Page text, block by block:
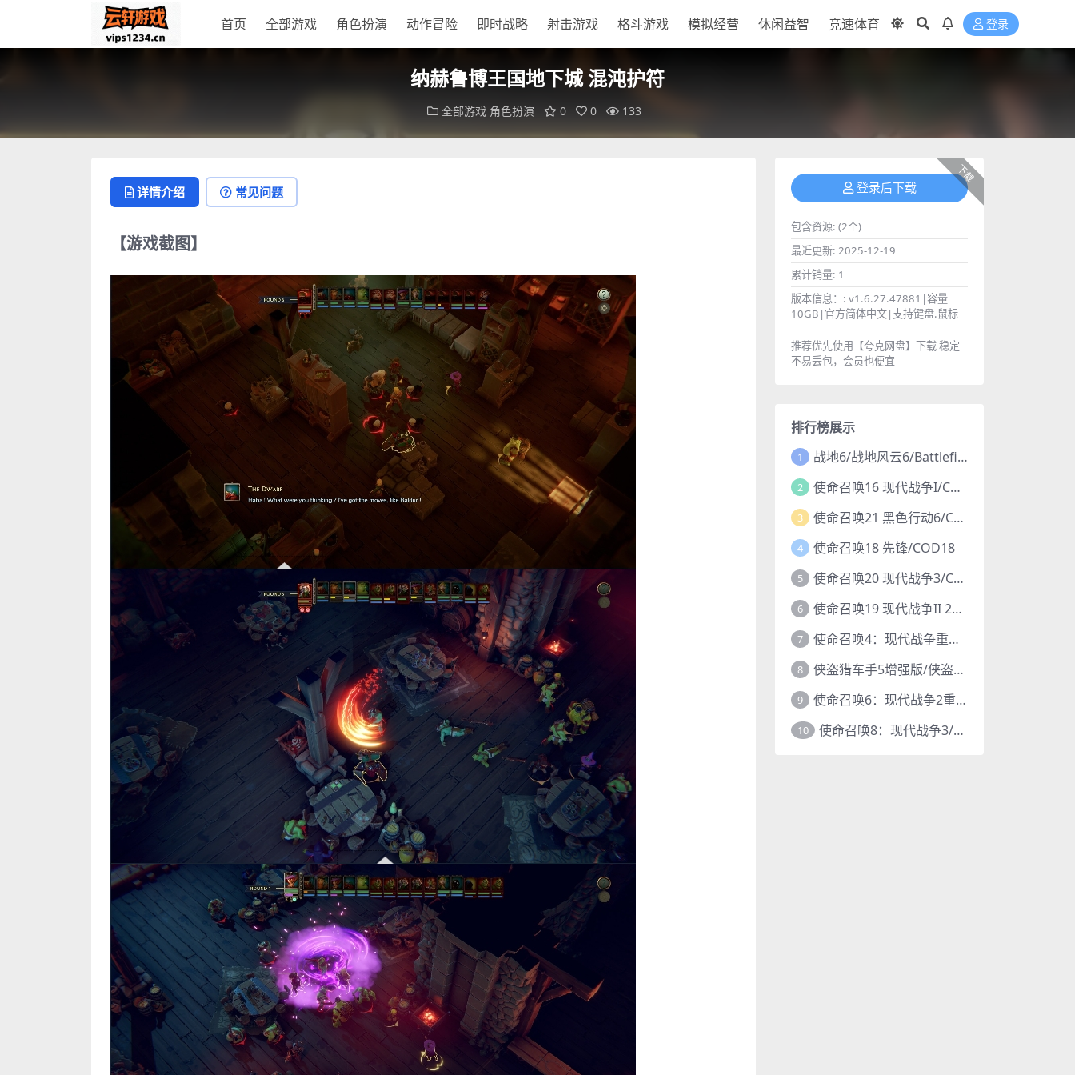
首页 全部游戏 角色扮演 动作冒险 即时战略 射击游戏 格斗游戏 模拟经营 休闲益智 竞速体育 登录
纳赫鲁博王国地下城 混沌护符
全部游戏 角色扮演 0 0 133
详情介绍 常见问题
【游戏截图】
下载
登录后下载
包含资源: (2个)
最近更新: 2025-12-19
累计销量: 1
版本信息：: v1.6.27.47881|容量
10GB|官方简体中文|支持键盘.鼠标
推荐优先使用【夸克网盘】下载 稳定
不易丢包，会员也便宜
排行榜展示
1 战地6/战地风云6/Battlefield 6
2 使命召唤16 现代战争I/COD16
3 使命召唤21 黑色行动6/COD21
4 使命召唤18 先锋/COD18
5 使命召唤20 现代战争3/COD20
6 使命召唤19 现代战争II 2022/COD19
7 使命召唤4：现代战争重制版/COD4
8 侠盗猎车手5增强版/侠盗飞车5增强版/GTA5增强版
9 使命召唤6：现代战争2重制版/COD6重置版
10 使命召唤8：现代战争3/COD8